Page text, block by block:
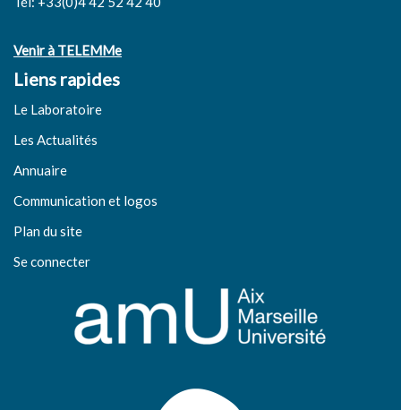
Venir à TELEMMe
Liens rapides
Le Laboratoire
Les Actualités
Annuaire
Communication et logos
Plan du site
Se connecter